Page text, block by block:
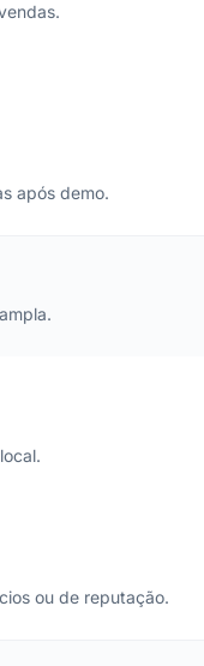
após demo.
ou de reputação.